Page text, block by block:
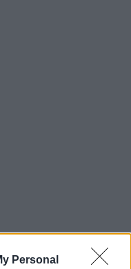
Personal